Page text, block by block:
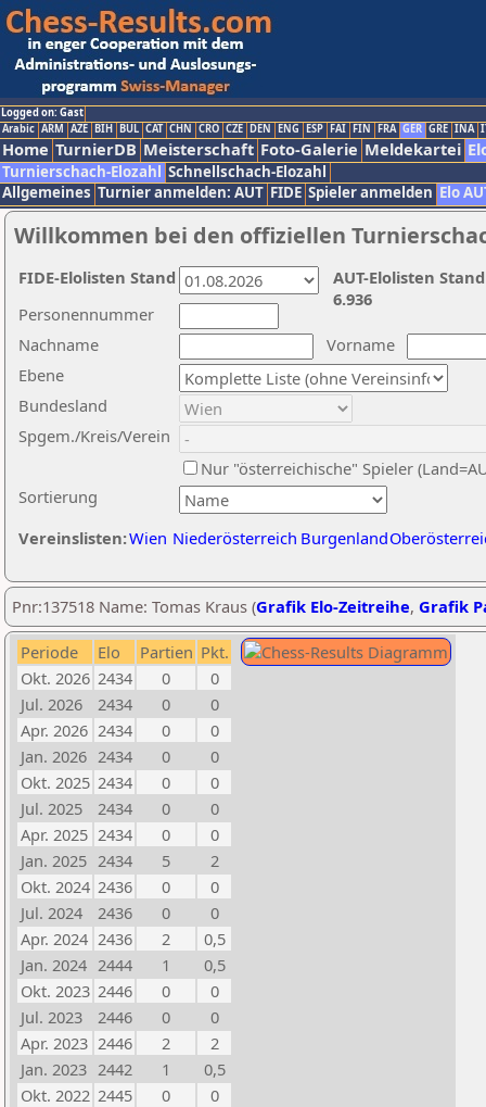
Logged on: Gast
Arabic ARM AZE BIH BUL CAT CHN CRO CZE DEN ENG ESP FAI FIN FRA GER GRE INA
Home TurnierDB Meisterschaft Foto-Galerie Meldekartei
Turnierschach-Elozahl Schnellschach-Elozahl
Allgemeines Turnier anmelden: AUT FIDE Spieler anmelden Elo
Willkommen bei den offiziellen
Nachname
Vorname
Ebene
Sortierung
Personennummer
Bundesland
Spgem./Kreis/Verein
Nur "österreichische" Spieler
Vereinslisten:Wien Niederösterreich Burgenland
AUT-Elolisten
6.936
FIDE-Elolisten Stand
Pnr:137518 Name: Tomas Kraus (Grafik Elo-Zeitreihe, Grafik
Periode Elo Partien Pkt.
Okt. 2026 2434 0
0
Jul. 2026
2434 0
0
Apr. 2026 2434 0
0
Jan. 2026 2434 0
0
Okt. 2025 2434 0
0
Jul. 2025
2434 0
0
Apr. 2025 2434 0
0
Jan. 2025 2434 5
2
Okt. 2024 2436 0
0
Jul. 2024
2436 0
0
Apr. 2024 2436 2
0,5
Jan. 2024 2444 1
0,5
Okt. 2023 2446 0
0
Jul. 2023
2446 0
0
Apr. 2023 2446 2
2
Jan. 2023 2442 1
0,5
Okt. 2022 2445 0
0